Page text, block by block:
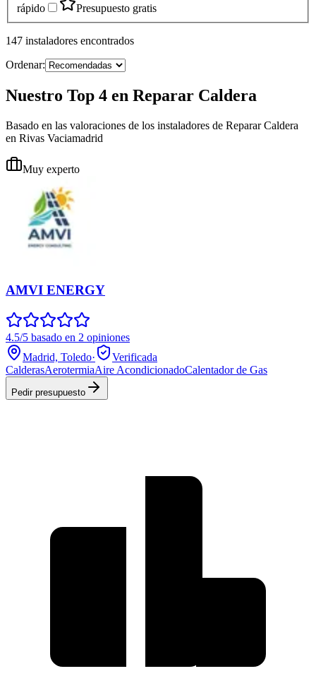
rápido
Presupuesto gratis
147 instaladores encontrados
Ordenar:
Nuestro Top 4 en Reparar Caldera
Basado en las valoraciones de los instaladores de Reparar Caldera
en Rivas Vaciamadrid
Muy experto
AMVI ENERGY
4.5/5 basado en 2 opiniones
Madrid, Toledo·
Verificada
CalderasAerotermiaAire AcondicionadoCalentador de Gas
Pedir presupuesto